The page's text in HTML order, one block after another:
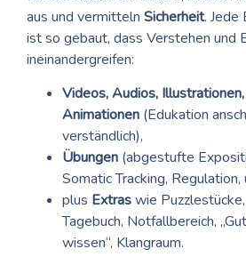
aus und vermitteln Sicherheit. Jede
ist so gebaut, dass Verstehen und
ineinandergreifen:
Videos, Audios, Illustrationen,
Animationen (Edukation
verständlich),
Übungen (abgestufte
Somatic Tracking, Regulation,
plus Extraswie Puzzlestücke,
Tagebuch, Notfallbereich,
wissen“, Klangraum.